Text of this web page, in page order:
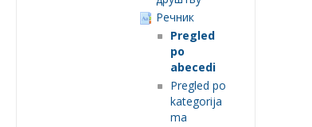
Речник
Pregled
po
abecedi
Pregled po
kategorija
ma